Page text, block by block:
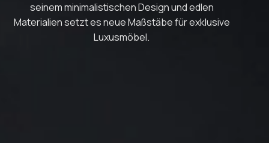
seinem minimalistischen Design und edlen
Materialien setzt es neue Maßstäbe für exklusive
Luxusmöbel.